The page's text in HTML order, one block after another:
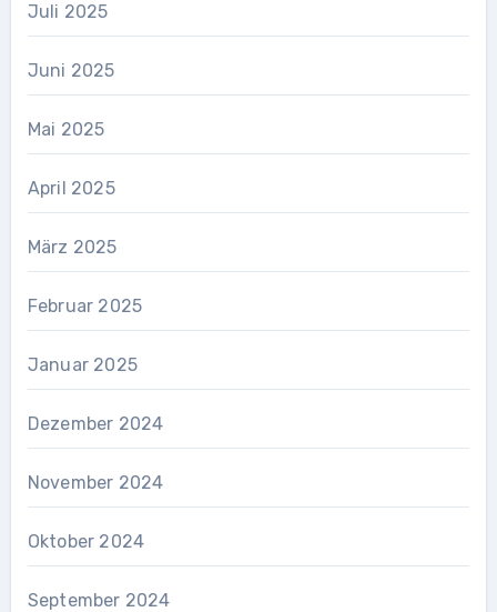
Juli 2025
Juni 2025
Mai 2025
April 2025
März 2025
Februar 2025
Januar 2025
Dezember 2024
November 2024
Oktober 2024
September 2024